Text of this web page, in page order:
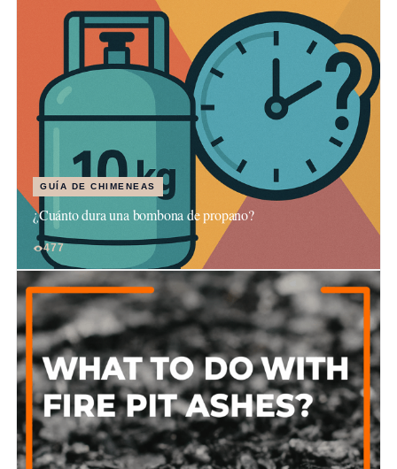
GUÍA DE CHIMENEAS
¿Cuánto dura una bombona de propano?
477